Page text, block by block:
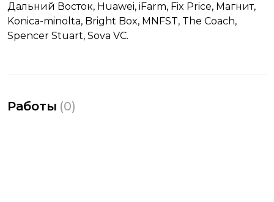
Дальний Восток, Huawei, iFarm, Fix Price, Магнит,
Konica-minolta, Bright Box, MNFST, The Coach,
Spencer Stuart, Sova VC.
Работы (0)